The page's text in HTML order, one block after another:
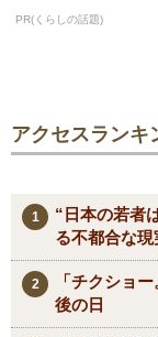
PR(くらしの話題)
アクセスランキ
“日本の若者
る不都合な現
「チクショ
後の日